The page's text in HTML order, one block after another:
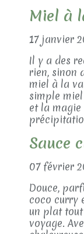
Miel à
17 janvier
Il y a des
rien, sinon
miel à la
simple
et la magie
Sauce
07 février
Douce,
coco curry
un plat
voyage.